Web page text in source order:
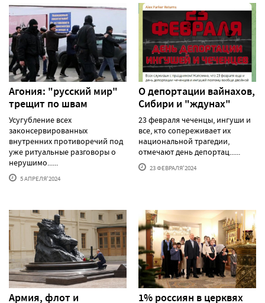
Агония: "русский мир"
трещит по швам
Усугубление всех
законсервированных
внутренних противоречий под
уже ритуальные разговоры о
нерушимо......
5 АПРЕЛЯ'2024
О депортации вайнахов,
Сибири и "ждунах"
23 февраля чеченцы, ингуши и
все, кто сопереживает их
национальной трагедии,
отмечают день депортац......
23 ФЕВРАЛЯ'2024
Армия, флот и 1% россиян в церквях